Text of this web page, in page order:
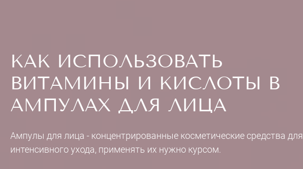
КАК ИСПОЛЬЗОВАТЬ
ВИТАМИНЫ И КИСЛОТЫ В
АМПУЛАХ ДЛЯ ЛИЦА
Ампулы для лица - концентрированные косметические средства для
интенсивного ухода, применять их нужно курсом.